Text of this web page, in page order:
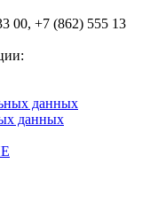
00, +7 (862) 555 13
данных
данных